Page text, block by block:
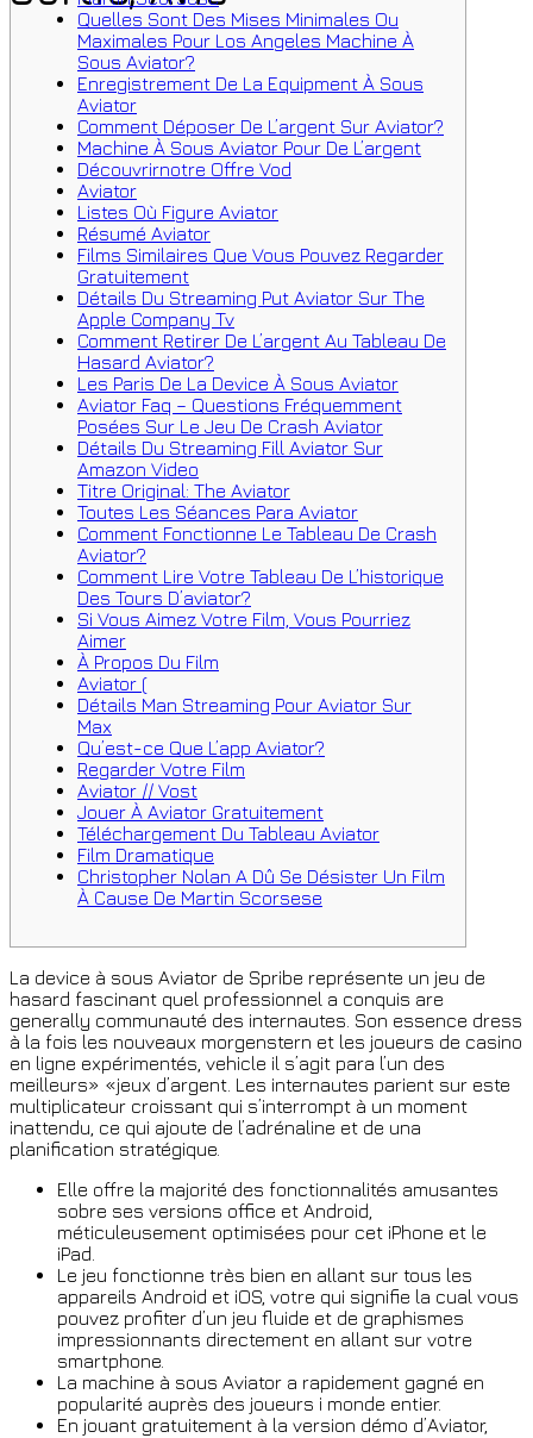
Quelles Sont Des Mises Minimales Ou
Maximales Pour Los Angeles Machine À
Sous Aviator?
Enregistrement De La Equipment À Sous
Aviator
Comment Déposer De L’argent Sur Aviator?
Machine À Sous Aviator Pour De L’argent
Découvrirnotre Offre Vod
Aviator
Listes Où Figure Aviator
Résumé Aviator
Films Similaires Que Vous Pouvez Regarder
Gratuitement
Détails Du Streaming Put Aviator Sur The
Apple Company Tv
Comment Retirer De L’argent Au Tableau De
Hasard Aviator?
Les Paris De La Device À Sous Aviator
Aviator Faq – Questions Fréquemment
Posées Sur Le Jeu De Crash Aviator
Détails Du Streaming Fill Aviator Sur
Amazon Video
Titre Original: The Aviator
Toutes Les Séances Para Aviator
Comment Fonctionne Le Tableau De Crash
Aviator?
Comment Lire Votre Tableau De L’historique
Des Tours D’aviator?
Si Vous Aimez Votre Film, Vous Pourriez
Aimer
À Propos Du Film
Aviator (
Détails Man Streaming Pour Aviator Sur
Max
Qu’est-ce Que L’app Aviator?
Regarder Votre Film
Aviator // Vost
Jouer À Aviator Gratuitement
Téléchargement Du Tableau Aviator
Film Dramatique
Christopher Nolan A Dû Se Désister Un Film
À Cause De Martin Scorsese
La device à sous Aviator de Spribe représente un jeu de
hasard fascinant quel professionnel a conquis are
generally communauté des internautes. Son essence dress
à la fois les nouveaux morgenstern et les joueurs de casino
en ligne expérimentés, vehicle il s’agit para l’un des
meilleurs» «jeux d’argent. Les internautes parient sur este
multiplicateur croissant qui s’interrompt à un moment
inattendu, ce qui ajoute de l’adrénaline et de una
planification stratégique.
Elle offre la majorité des fonctionnalités amusantes
sobre ses versions office et Android,
méticuleusement optimisées pour cet iPhone et le
iPad.
Le jeu fonctionne très bien en allant sur tous les
appareils Android et iOS, votre qui signifie la cual vous
pouvez profiter d’un jeu fluide et de graphismes
impressionnants directement en allant sur votre
smartphone.
La machine à sous Aviator a rapidement gagné en
popularité auprès des joueurs i monde entier.
En jouant gratuitement à la version démo d’Aviator,